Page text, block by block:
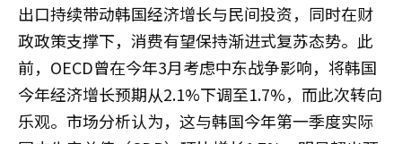
出口持续带动韩国经济增长与民间投资，同时在财
政政策支撑下，消费有望保持渐进式复苏态势。此
前，OECD曾在今年3月考虑中东战争影响，将韩国
今年经济增长预期从2.1%下调至1.7%，而此次转向
乐观。市场分析认为，这与韩国今年第一季度实际